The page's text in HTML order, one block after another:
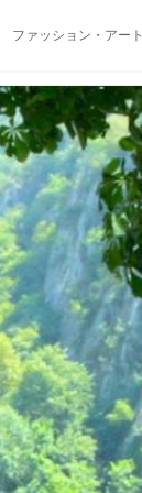
ファッション・アート